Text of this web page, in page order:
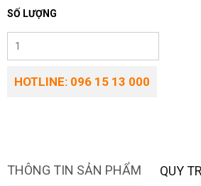
SỐ LƯỢNG
HOTLINE: 096 15 13 000
THÔNG TIN SẢN PHẨM QUY